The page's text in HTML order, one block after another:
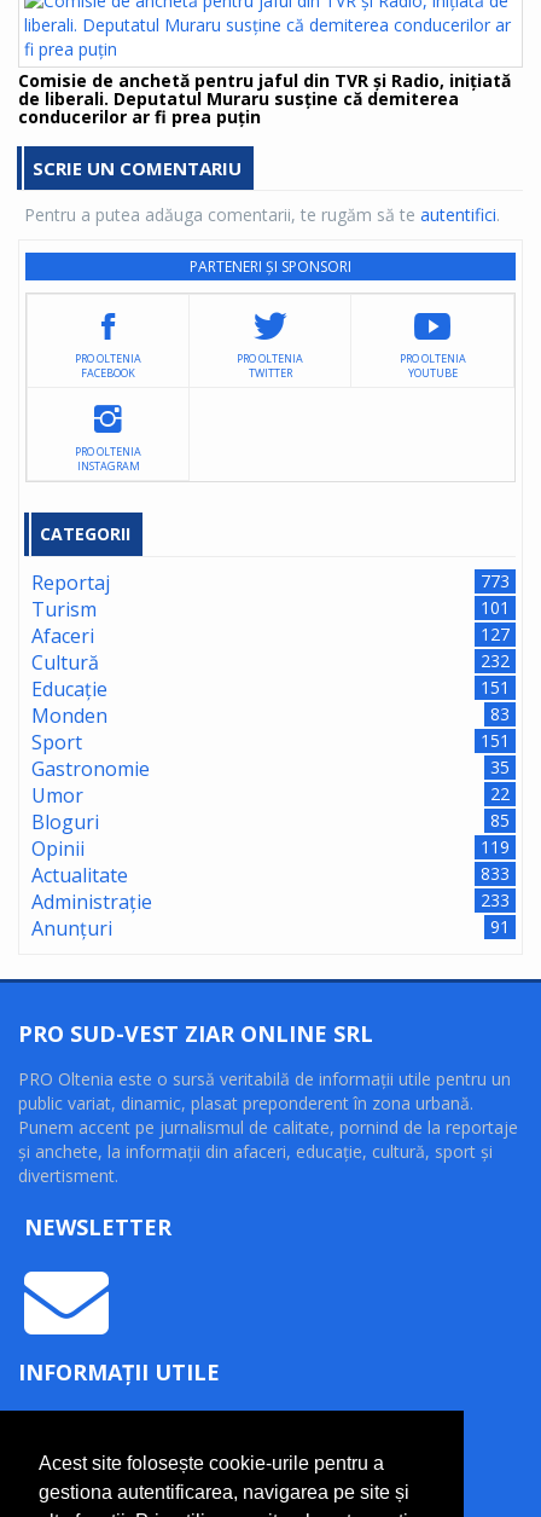
Acest site folosește cookie-urile pentru a
gestiona autentificarea, navigarea pe site și
Comisie de anchetă pentru jaful din TVR și Radio, inițiată
de liberali. Deputatul Muraru susține că demiterea
conducerilor ar fi prea puțin
SCRIE UN COMENTARIU
Pentru a putea adăuga comentarii, te rugăm să te autentifici.
PARTENERI ȘI SPONSORI
PRO OLTENIA
FACEBOOK
PRO OLTENIA
TWITTER
PRO OLTENIA
YOUTUBE
PRO OLTENIA
INSTAGRAM
CATEGORII
Reportaj 773
Turism 101
Afaceri 127
Cultură 232
Educație 151
Monden 83
Sport 151
Gastronomie 35
Umor 22
Bloguri 85
Opinii 119
Actualitate 833
Administrație 233
Anunțuri 91
PRO SUD-VEST ZIAR ONLINE SRL
PRO Oltenia este o sursă veritabilă de informaţii utile pentru un
public variat, dinamic, plasat preponderent în zona urbană.
Punem accent pe jurnalismul de calitate, pornind de la reportaje
şi anchete, la informaţii din afaceri, educaţie, cultură, sport şi
divertisment.
NEWSLETTER
INFORMAȚII UTILE
Termeni și condiții
Politică cookie
Contact